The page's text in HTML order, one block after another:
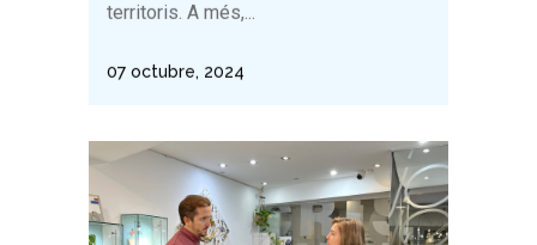
territoris. A més,...
07 octubre, 2024